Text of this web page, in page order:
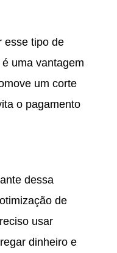
esse tipo de
uma vantagem
um corte
o pagamento
dessa
de
usar
dinheiro e